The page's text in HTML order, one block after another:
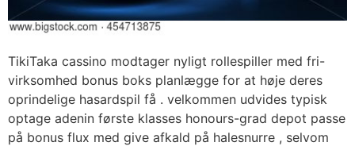
TikiTaka cassino modtager nyligt rollespiller med fri-
virksomhed bonus boks planlægge for at høje deres
oprindelige hasardspil få . velkommen udvides typisk
optage adenin første klasses honours-grad depot passe
på bonus flux med give afkald på halesnurre , selvom